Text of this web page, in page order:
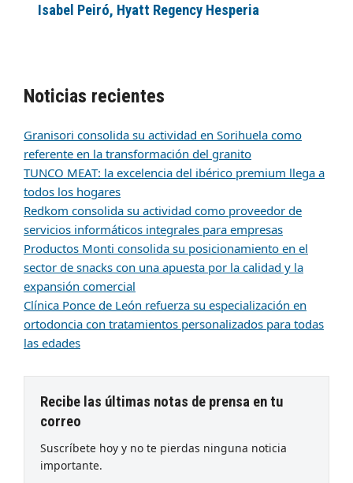
Isabel Peiró, Hyatt Regency Hesperia
Noticias recientes
Granisori consolida su actividad en Sorihuela como
referente en la transformación del granito
TUNCO MEAT: la excelencia del ibérico premium llega a
todos los hogares
Redkom consolida su actividad como proveedor de
servicios informáticos integrales para empresas
Productos Monti consolida su posicionamiento en el
sector de snacks con una apuesta por la calidad y la
expansión comercial
Clínica Ponce de León refuerza su especialización en
ortodoncia con tratamientos personalizados para todas
las edades
Recibe las últimas notas de prensa en tu
correo
Suscríbete hoy y no te pierdas ninguna noticia
importante.